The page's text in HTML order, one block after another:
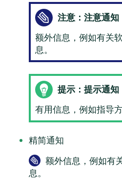
注意：注意通知
额外信息，例如有关
息。
提示：提示通知
有用信息，例如指导
精简通知
额外信息，例如有
息。